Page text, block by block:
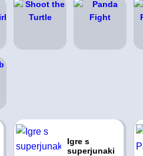
Igre s
superjunaki